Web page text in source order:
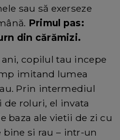
sau să exerseze
Primul pas:
din cărămizi.
copilul tau incepe
imitand lumea
Prin intermediul
roluri, el invata
baza ale vietii de zi cu
si rau – intr-un